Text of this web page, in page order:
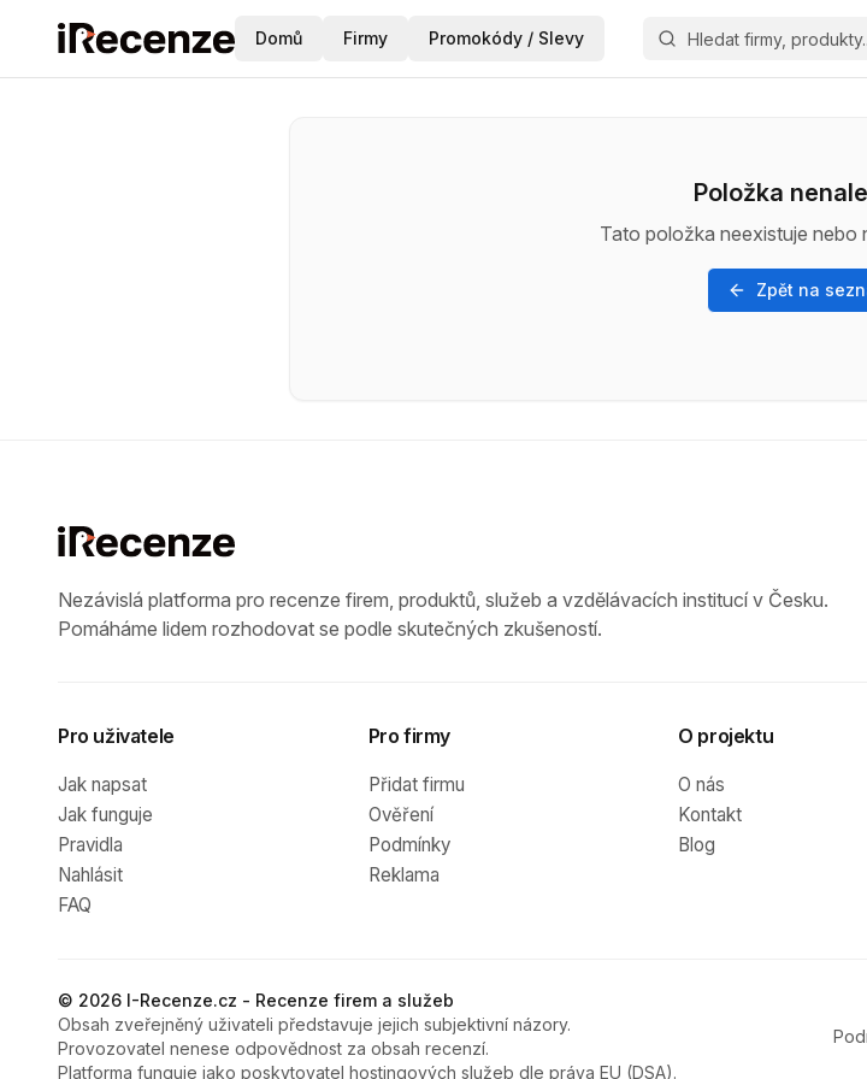
Domů Firmy Promokódy / Slevy
Položka
Tato položka neexistuje nebo
Zpět na
Nezávislá platforma pro recenze firem, produktů, služeb a vzdělávacích institucí v Česku.
Pomáháme lidem rozhodovat se podle skutečných zkušeností.
Pro uživatele
Jak napsat
Jak funguje
Pravidla
Nahlásit
FAQ
Pro firmy
Přidat firmu
Ověření
Podmínky
Reklama
O projektu
O nás
Kontakt
Blog
© 2026 I-Recenze.cz - Recenze firem a služeb
Obsah zveřejněný uživateli představuje jejich subjektivní názory.
Provozovatel nenese odpovědnost za obsah recenzí.
Platforma funguje jako poskytovatel hostingových služeb dle práva EU (DSA).